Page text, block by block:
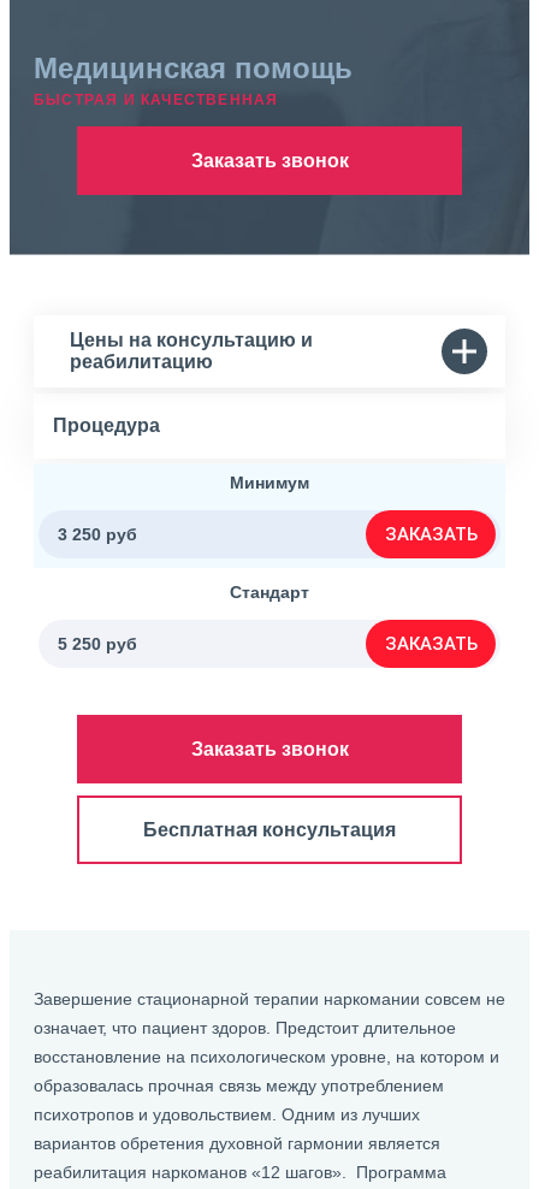
Медицинская помощь
БЫСТРАЯ И КАЧЕСТВЕННАЯ
Заказать звонок
Цены на консультацию и
реабилитацию
Процедура
Минимум
3 250 руб ЗАКАЗАТЬ
Стандарт
5 250 руб ЗАКАЗАТЬ
Заказать звонок
Бесплатная консультация
Завершение стационарной терапии наркомании совсем не
означает, что пациент здоров. Предстоит длительное
восстановление на психологическом уровне, на котором и
образовалась прочная связь между употреблением
психотропов и удовольствием. Одним из лучших
вариантов обретения духовной гармонии является
реабилитация наркоманов «12 шагов». Программа